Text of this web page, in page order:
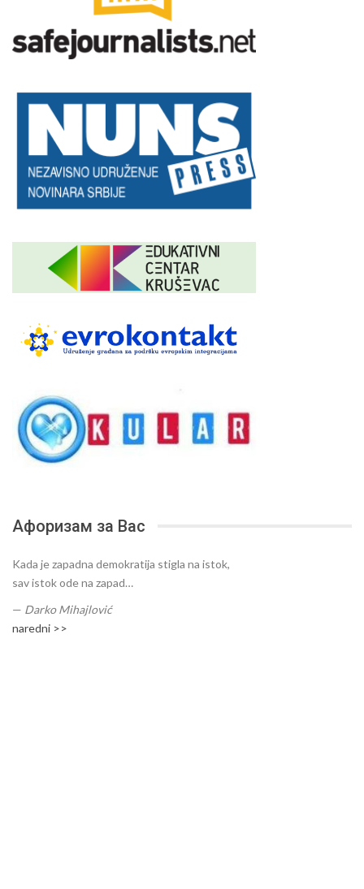
Афоризам за Вас
Kada je zapadna demokratija stigla na istok,
sav istok ode na zapad…
— Darko Mihajlović
naredni >>